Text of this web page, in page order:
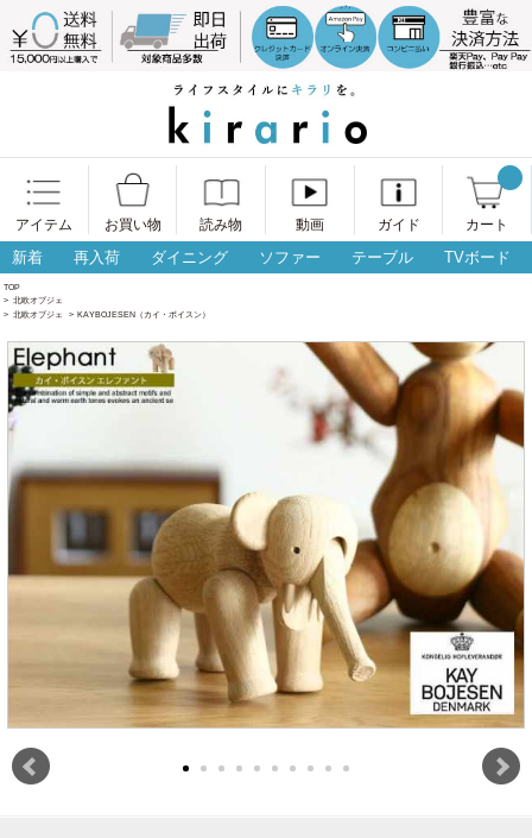
アイテム お買い物 読み物 動画 ガイド カート
新着 再入荷 ダイニング ソファー テーブル TVボード
TOP
> 北欧オブジェ
> 北欧オブジェ > KAYBOJESEN（カイ・ボイスン）